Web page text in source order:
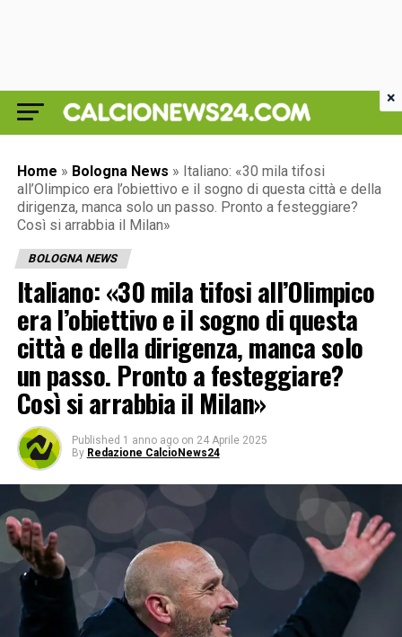
Home » Bologna News » Italiano: «30 mila tifosi
all’Olimpico era l’obiettivo e il sogno di questa città e della
dirigenza, manca solo un passo. Pronto a festeggiare?
Così si arrabbia il Milan»
BOLOGNA NEWS
Italiano: «30 mila tifosi all’Olimpico
era l’obiettivo e il sogno di questa
città e della dirigenza, manca solo
un passo. Pronto a festeggiare?
Così si arrabbia il Milan»
Published 1 anno ago on 24 Aprile 2025
By Redazione CalcioNews24
×